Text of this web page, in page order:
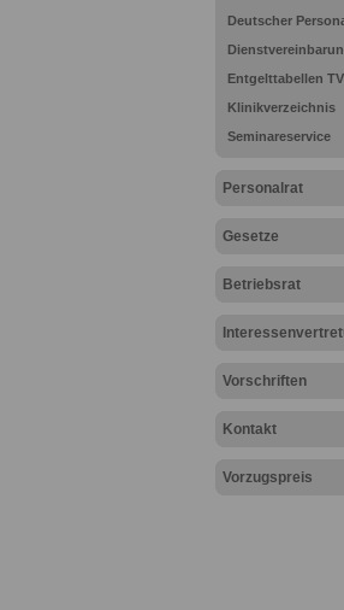
Deutscher
Entgelttabellen
Klinikverzeichnis
Seminareservice
Personalrat
Gesetze
Betriebsrat
Vorschriften
Kontakt
Vorzugspreis